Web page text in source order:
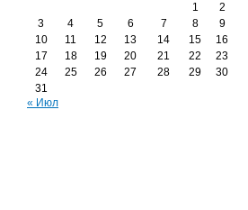
1
2
3
4 5 6 7 8
9
10
11 12 13 14 15
16
17
18 19 20 21 22
23
24
25 26 27 28 29
30
31
« Июл